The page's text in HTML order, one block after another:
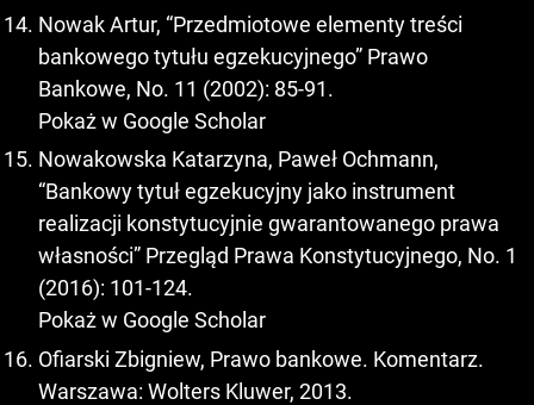
Nowak Artur, “Przedmiotowe elementy treści
bankowego tytułu egzekucyjnego” Prawo
Bankowe, No. 11 (2002): 85-91.
Pokaż w Google Scholar
Nowakowska Katarzyna, Paweł Ochmann,
“Bankowy tytuł egzekucyjny jako instrument
realizacji konstytucyjnie gwarantowanego prawa
własności” Przegląd Prawa Konstytucyjnego, No. 1
(2016): 101-124.
Pokaż w Google Scholar
Ofiarski Zbigniew, Prawo bankowe. Komentarz.
Warszawa: Wolters Kluwer, 2013.